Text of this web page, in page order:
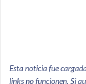
Esta noticia fue
links no funcionen. Si